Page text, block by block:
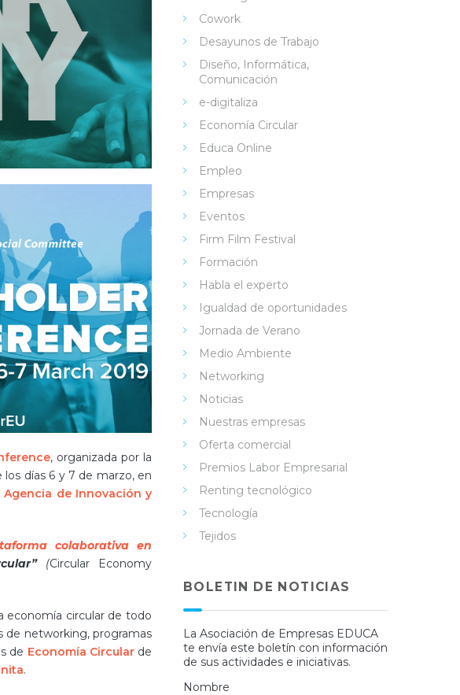
, organizada por la
días 6 y 7 de marzo, en
Agencia de Innovación y
colaborativa en
(Circular Economy
economía circular de todo
de networking, programas
de Economía Circularde
.
Cowork
Desayunos de Trabajo
Diseño, Informática,
Comunicación
e-digitaliza
Economía Circular
Educa Online
Empleo
Empresas
Eventos
Firm Film Festival
Formación
Habla el experto
Igualdad de oportunidades
Jornada de Verano
Medio Ambiente
Networking
Noticias
Nuestras empresas
Oferta comercial
Premios Labor Empresarial
Renting tecnológico
Tecnología
Tejidos
BOLETIN DE NOTICIAS
La Asociación de Empresas EDUCA
te envía este boletín con información
de sus actividades e iniciativas.
Nombre